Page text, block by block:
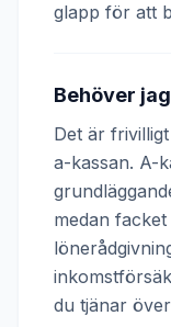
glapp för att
Behöver
Det är
a-kassan. A-
medan
du tjänar